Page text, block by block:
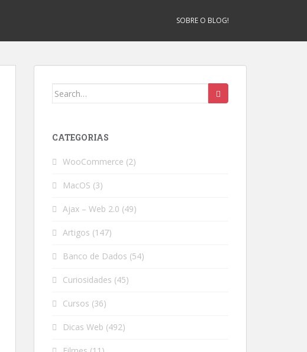
SOBRE O BLOG!
Search
CATEGORIAS
WooCommerce (2)
MacOS (3)
Ajax – Web 2.0 (49)
Artigos (147)
Banco de Dados (54)
Curiosidades (45)
Cursos (36)
Dicas Web (492)